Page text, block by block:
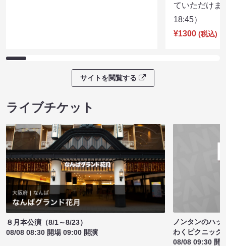
ていただけ
18:45）
¥1300 (税込)
サイトを閲覧する
ライブチケット
８月本公演（8/1～8/23）
08/08 08:30 開場 09:00 開演
ノンタンのハッ
わくピクニック
08/08 09:30 開